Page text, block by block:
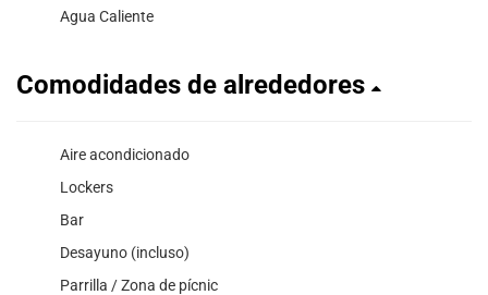
Agua Caliente
Comodidades de alrededores
Aire acondicionado
Lockers
Bar
Desayuno (incluso)
Parrilla / Zona de pícnic